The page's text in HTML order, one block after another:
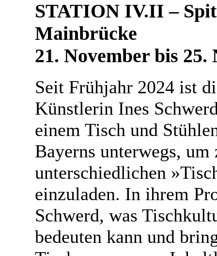
STATION IV.II –
Mainbrücke
21. November bis 25.
Seit Frühjahr 2024 ist
Künstlerin Ines
einem Tisch und
Bayerns unterwegs, um
unterschiedlichen
einzuladen. In ihrem
Schwerd, was
bedeuten kann und